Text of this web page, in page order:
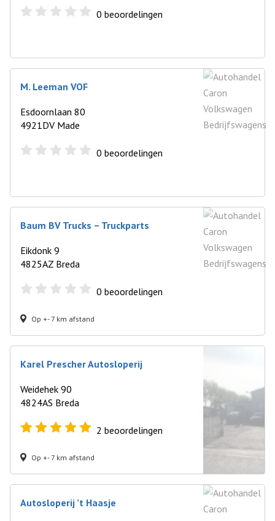
0 beoordelingen
M. Leeman VOF
Esdoornlaan 80
4921DV Made
0 beoordelingen
Baum BV Trucks – Truckparts
Eikdonk 9
4825AZ Breda
0 beoordelingen
Op +- 7 km afstand
Karel Prescher Autosloperij
Weidehek 90
4824AS Breda
2 beoordelingen
Op +- 7 km afstand
Autosloperij ’t Haasje